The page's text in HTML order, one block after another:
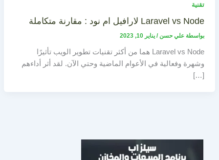
تقنية
Laravel vs Node لارافيل ام نود : مقارنة متكاملة
بواسطة علي حسن/ يناير 10, 2023
Laravel vs Node هما من أكثر تقنيات تطوير الويب تأثيرًا
وشهرة وفعالية في الأعوام الماضية وحتي الآن. لقد أثر أداءهم
[…]